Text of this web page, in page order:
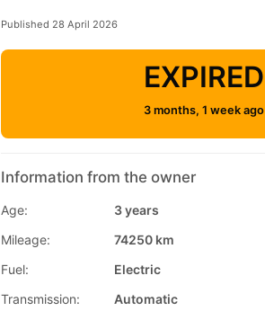
Published 28 April 2026
EXPIRED
3 months, 1 week ago
Information from the owner
Age:
3 years
Mileage:
74250 km
Fuel:
Electric
Transmission:
Automatic